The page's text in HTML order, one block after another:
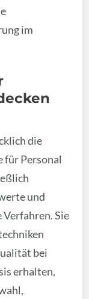
im
die
für Personal
und
Sie
bei
erhalten,